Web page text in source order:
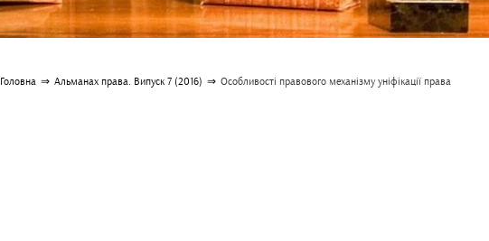
Головна ⇒ Альманах права. Випуск 7 (2016) ⇒ Особливості правового механізму уніфікації права